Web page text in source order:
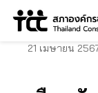
Skip
21 เมษายน